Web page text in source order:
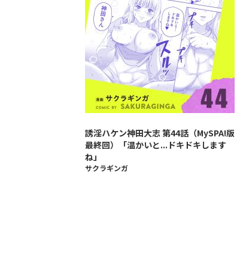
誘淫ハケン神田大志 第44話（MySPA!版
最終回）「温かいと...ドキドキします
ね」
サクラギンガ